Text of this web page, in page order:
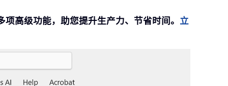
高级功能，助您提升生产力、节省时间。 立